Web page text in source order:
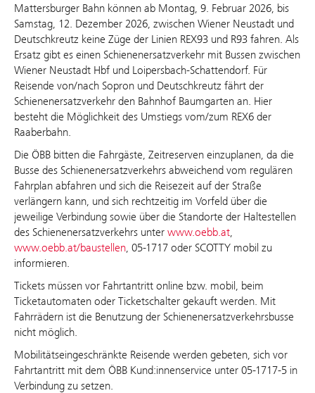
Mattersburger Bahn können ab Montag, 9. Februar 2026, bis
Samstag, 12. Dezember 2026, zwischen Wiener Neustadt und
Deutschkreutz keine Züge der Linien REX93 und R93 fahren. Als
Ersatz gibt es einen Schienenersatzverkehr mit Bussen zwischen
Wiener Neustadt Hbf und Loipersbach-Schattendorf. Für
Reisende von/nach Sopron und Deutschkreutz fährt der
Schienenersatzverkehr den Bahnhof Baumgarten an. Hier
besteht die Möglichkeit des Umstiegs vom/zum REX6 der
Raaberbahn.
Die ÖBB bitten die Fahrgäste, Zeitreserven einzuplanen, da die
Busse des Schienenersatzverkehrs abweichend vom regulären
Fahrplan abfahren und sich die Reisezeit auf der Straße
verlängern kann, und sich rechtzeitig im Vorfeld über die
jeweilige Verbindung sowie über die Standorte der Haltestellen
des Schienenersatzverkehrs unter www.oebb.at,
www.oebb.at/baustellen, 05-1717 oder SCOTTY mobil zu
informieren.
Tickets müssen vor Fahrtantritt online bzw. mobil, beim
Ticketautomaten oder Ticketschalter gekauft werden. Mit
Fahrrädern ist die Benutzung der Schienenersatzverkehrsbusse
nicht möglich.
Mobilitätseingeschränkte Reisende werden gebeten, sich vor
Fahrtantritt mit dem ÖBB Kund:innenservice unter 05-1717-5 in
Verbindung zu setzen.